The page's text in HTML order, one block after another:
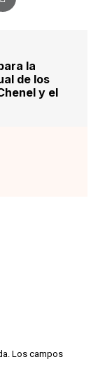
la
de los
y el
Los campos